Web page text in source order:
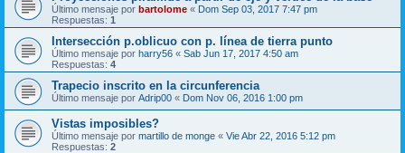
Último mensaje por bartolome « Dom Sep 03, 2017 7:47 pm
Respuestas: 1
Intersección p.oblicuo con p. línea de tierra punto
Último mensaje por harry56 « Sab Jun 17, 2017 4:50 am
Respuestas: 4
Trapecio inscrito en la circunferencia
Último mensaje por Adrip00 « Dom Nov 06, 2016 1:00 pm
Vistas imposibles?
Último mensaje por martillo de monge « Vie Abr 22, 2016 5:12 pm
Respuestas: 2